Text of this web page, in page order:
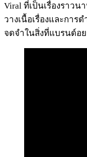
Viral ที่เป็นเรื่องราว
วางเนื้อเรื่องและการ
จดจำในสิ่งที่แบรนด์อ